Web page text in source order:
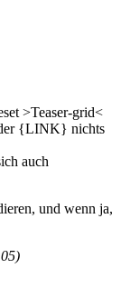
>Teaser-grid<
{LINK} nichts
auch
und wenn ja,